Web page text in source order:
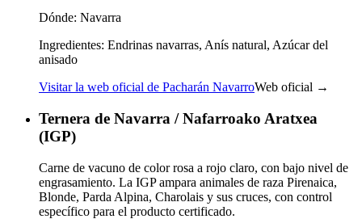
Dónde: Navarra
Ingredientes: Endrinas navarras, Anís natural, Azúcar del
anisado
Visitar la web oficial de Pacharán NavarroWeb oficial →
Ternera de Navarra / Nafarroako Aratxea
(IGP)
Carne de vacuno de color rosa a rojo claro, con bajo nivel de
engrasamiento. La IGP ampara animales de raza Pirenaica,
Blonde, Parda Alpina, Charolais y sus cruces, con control
específico para el producto certificado.